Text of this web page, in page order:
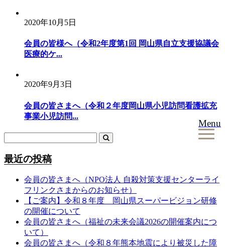
Menu
2020年10月5日
会員の皆様へ（令和2年度第1回 岡山県自立支援協議会
医療的ケ...
2020年9月3日
会員の皆さまへ（令和２年度岡山県小児訪問看護拡充
事業小児訪問...
最近の投稿
会員の皆さまへ（NPO法人 自殺対策支援センターライ
フリンクさまからのお知らせ）
【ご案内】令和８年度 岡山県スーパービジョン研修
の開催について
会員の皆さまへ（福祉の未来会議2026の開催案内につ
いて）
会員の皆さまへ（令和８年熊本地震により被災した障